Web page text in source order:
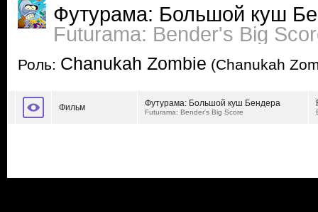
Футурама: Большой куш
Futurama: Bender's Big
Роль: Chanukah Zombie (Chanukah
Фильм Футурама: Большой куш Бендера
Futurama: Bender's Big Score